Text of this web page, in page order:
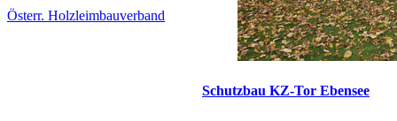
Österr. Holzleimbauverband
Schutzbau KZ-Tor Ebensee